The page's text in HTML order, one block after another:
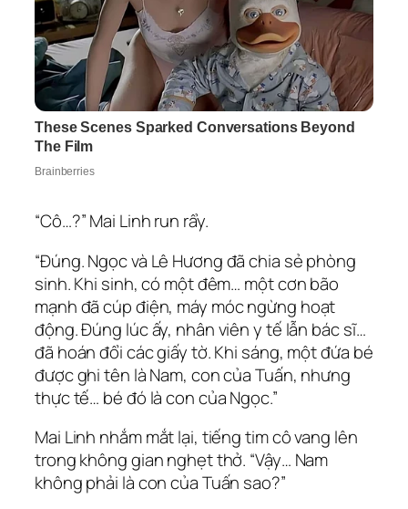
“Cô…?” Mai Linh run rẩy.
“Đúng. Ngọc và Lê Hương đã chia sẻ phòng
sinh. Khi sinh, có một đêm… một cơn bão
mạnh đã cúp điện, máy móc ngừng hoạt
động. Đúng lúc ấy, nhân viên y tế lẫn bác sĩ…
đã hoán đổi các giấy tờ. Khi sáng, một đứa bé
được ghi tên là Nam, con của Tuấn, nhưng
thực tế… bé đó là con của Ngọc.”
Mai Linh nhắm mắt lại, tiếng tim cô vang lên
trong không gian nghẹt thở. “Vậy… Nam
không phải là con của Tuấn sao?”